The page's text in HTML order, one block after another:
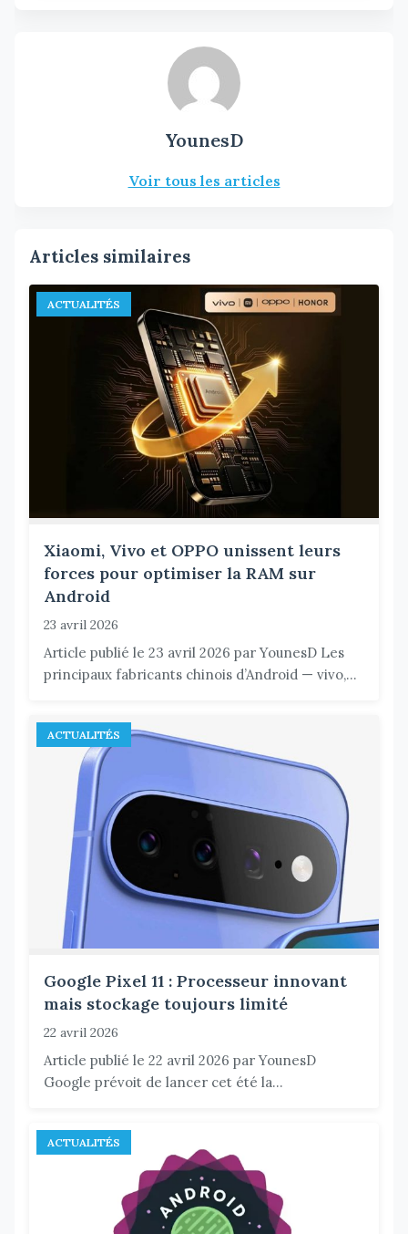
YounesD
Voir tous les articles
Articles similaires
ACTUALITÉS
Xiaomi, Vivo et OPPO unissent leurs
forces pour optimiser la RAM sur
Android
23 avril 2026
Article publié le 23 avril 2026 par YounesD Les
principaux fabricants chinois d’Android — vivo,...
ACTUALITÉS
Google Pixel 11 : Processeur innovant
mais stockage toujours limité
22 avril 2026
Article publié le 22 avril 2026 par YounesD
Google prévoit de lancer cet été la...
ACTUALITÉS